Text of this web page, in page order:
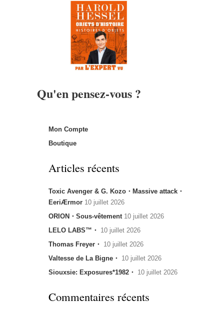
Qu'en pensez-vous ?
Mon Compte
Boutique
Articles récents
Toxic Avenger & G. Kozo・Massive attack・
EeriÆrmor 10 juillet 2026
ORION・Sous-vêtement 10 juillet 2026
LELO LABS™・ 10 juillet 2026
Thomas Freyer・ 10 juillet 2026
Valtesse de La Bigne・ 10 juillet 2026
Siouxsie: Exposures*1982・ 10 juillet 2026
Commentaires récents